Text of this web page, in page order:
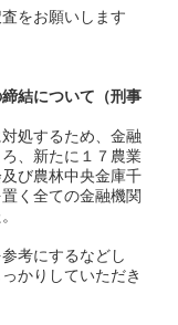
をお願いします
結について（刑事
処するため、金融
、新たに１７農業
び農林中央金庫千
く全ての金融機関
考にするなどし
かりしていただき